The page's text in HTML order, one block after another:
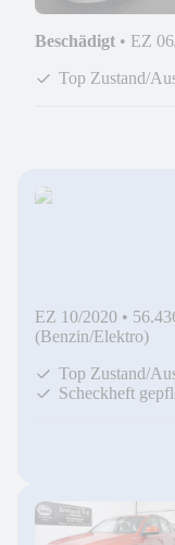
Beschädigt • EZ
Top Zustand/
EZ 10/2020 •
(Benzin/Elektro)
Top Zustand/
Scheckheft